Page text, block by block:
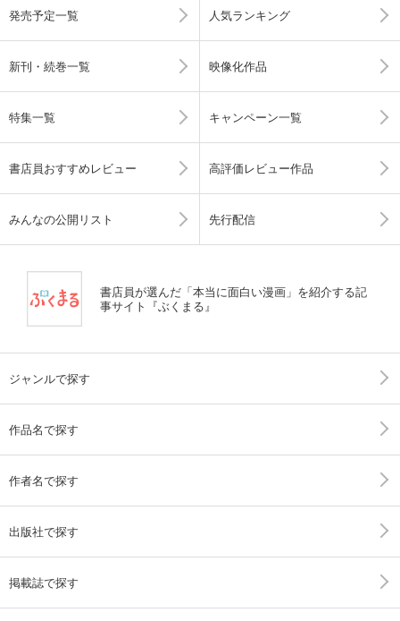
発売予定一覧 人気ランキング
新刊・続巻一覧 映像化作品
特集一覧 キャンペーン一覧
書店員おすすめレビュー 高評価レビュー作品
みんなの公開リスト 先行配信
書店員が選んだ「本当に面白い漫画」を紹介する記
事サイト『ぶくまる』
ジャンルで探す
作品名で探す
作者名で探す
出版社で探す
掲載誌で探す